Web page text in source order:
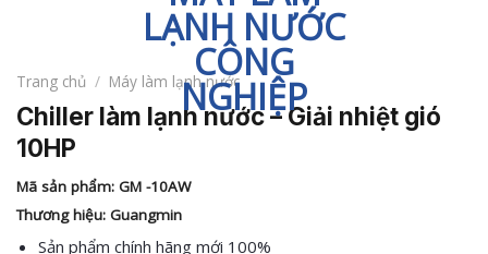
Trang chủ / Máy làm lạnh nước
Chiller làm lạnh nước – Giải nhiệt gió
10HP
Mã sản phẩm: GM -10AW
Thương hiệu: Guangmin
Sản phẩm chính hãng mới 100%